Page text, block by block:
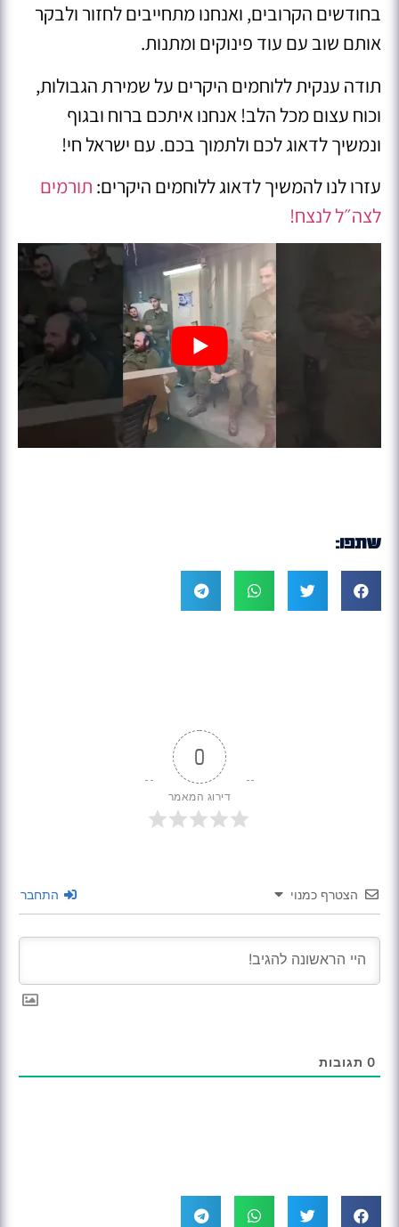
בחודשים הקרובים, ואנחנו מתחייבים לחזור ולבקר
אותם שוב עם עוד פינוקים ומתנות.
תודה ענקית ללוחמים היקרים על שמירת הגבולות,
וכוח עצום מכל הלב! אנחנו איתכם ברוח ובגוף
ונמשיך לדאוג לכם ולתמוך בכם. עם ישראל חי!
עזרו לנו להמשיך לדאוג ללוחמים היקרים: תורמים
לצה״ל לנצח!
שתפו:
0
דירוג המאמר
הצטרף כמנוי התחבר
0 תגובות